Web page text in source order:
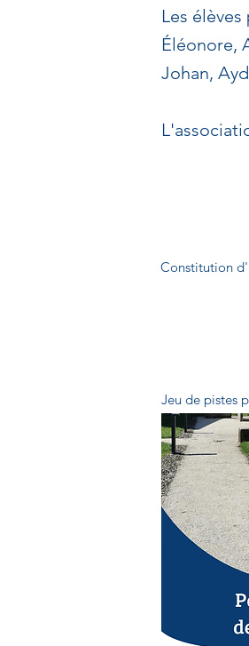
Les
Éléonore,
Johan,
Constitution
Jeu de pistes